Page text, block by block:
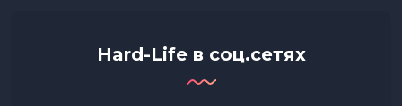
Hard-Life в соц.сетях